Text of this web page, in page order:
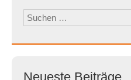
Suchen
nach:
Neueste Beiträge